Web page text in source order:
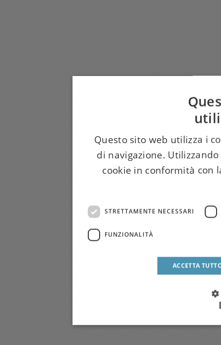
Questo sito web utilizza i
di navigazione.
cookie in conformità con
STRETTAMENTE NECESSARI
FUNZIONALITÀ
ACCETTA